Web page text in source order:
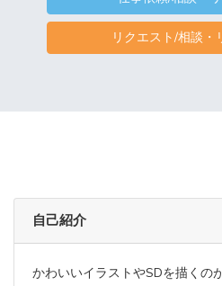
リクエスト/相談・
自己紹介
かわいいイラストやSDを描くの